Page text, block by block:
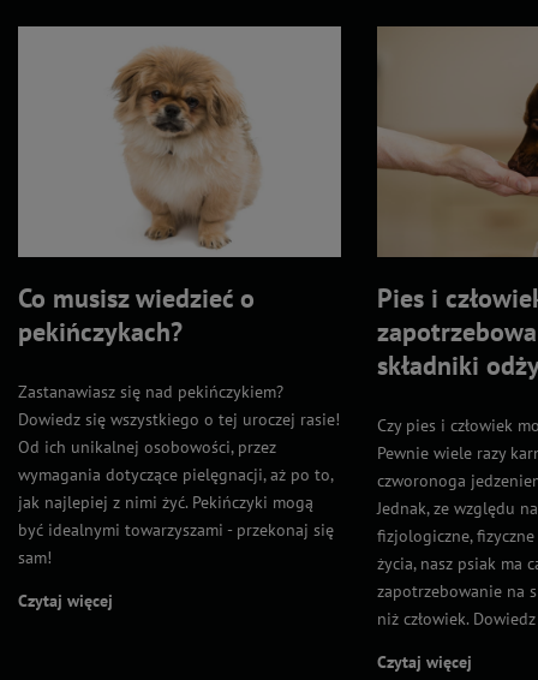
Co musisz wiedzieć o
pekińczykach?
Zastanawiasz się nad pekińczykiem?
Dowiedz się wszystkiego o tej uroczej rasie!
Od ich unikalnej osobowości, przez
wymagania dotyczące pielęgnacji, aż po to,
jak najlepiej z nimi żyć. Pekińczyki mogą
być idealnymi towarzyszami - przekonaj się
sam!
Czytaj więcej
Pies i
składniki
Czy pies i człowiek
Pewnie wiele razy
czworonoga
Jednak, ze względu
fizjologiczne,
życia, nasz psiak ma
zapotrzebowanie na
niż człowiek.
Czytaj więcej